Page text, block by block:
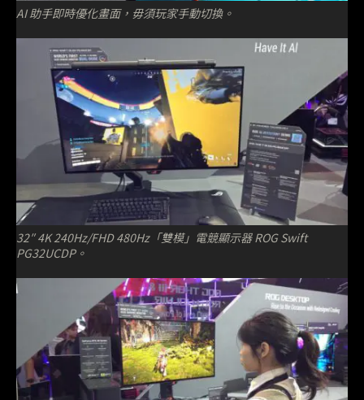
AI 助手即時優化畫面，毋須玩家手動切換。
32″ 4K 240Hz/FHD 480Hz「雙模」電競顯示器 ROG Swift
PG32UCDP。